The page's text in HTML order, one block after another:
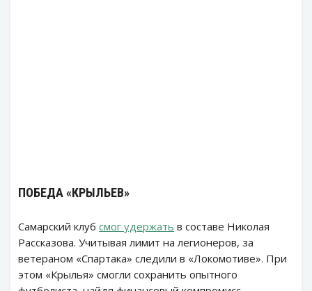
ПОБЕДА «КРЫЛЬЕВ»
Самарский клуб смог удержать в составе Николая
Рассказова. Учитывая лимит на легионеров, за
ветераном «Спартака» следили в «Локомотиве». При
этом «Крылья» смогли сохранить опытного